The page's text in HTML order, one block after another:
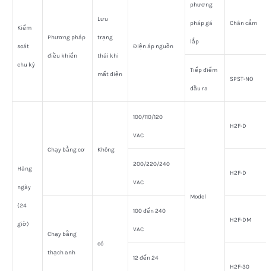
Kiểm
soát
chu kỳ
Phương pháp
điều khiển
Lưu
trạng
thái khi
mất điện
Điện áp nguồn
phương
pháp gá
lắp
Chân cắm
Tiếp điểm
đầu ra
SPST-NO
Hàng
ngày
(24
giờ)
Chạy bằng cơ Không
100/110/120
VAC
Model
H2F-D
200/220/240
VAC
H2F-D
Chạy bằng
thạch anh
có
100 đến 240
VAC
H2F-DM
12 đến 24
H2F-30